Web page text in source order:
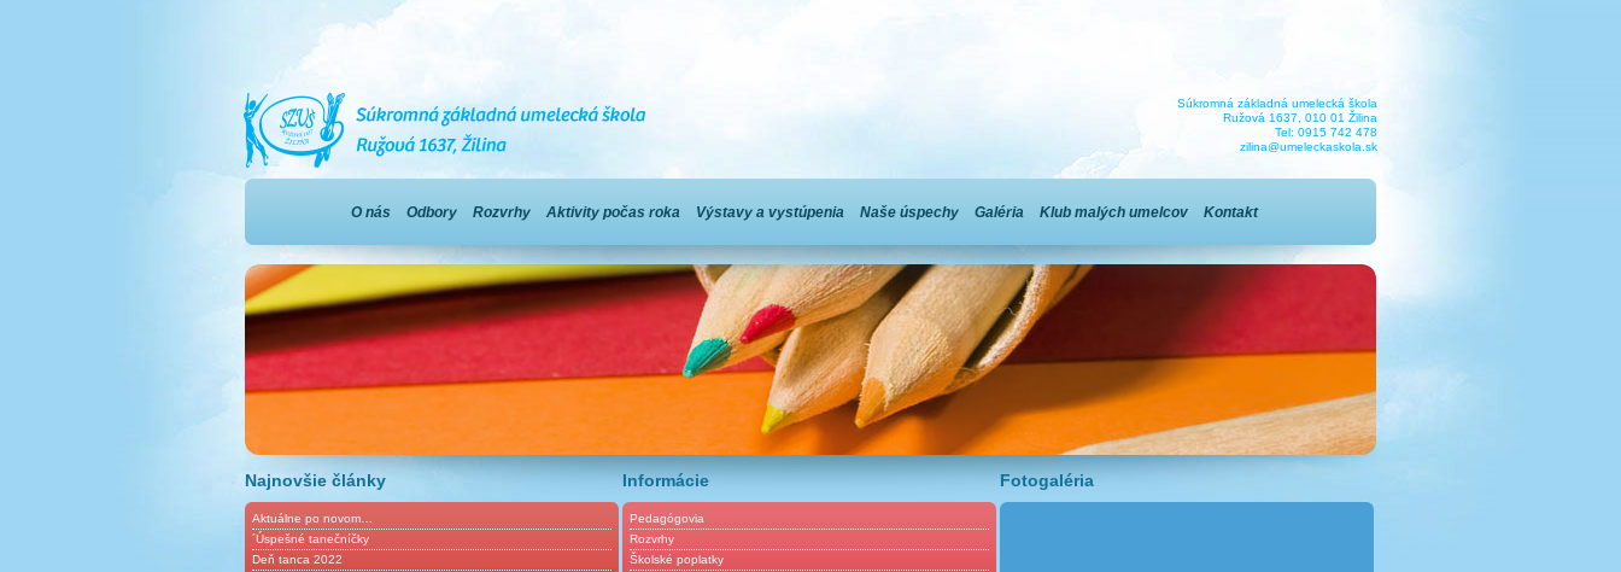
Súkromná základná umelecká škola
Ružová 1637, 010 01 Žilina
Tel: 0915 742 478
zilina@umeleckaskola.sk
O nás Odbory Rozvrhy Aktivity počas roka Výstavy a vystúpenia Naše úspechy Galéria Klub malých umelcov Kontakt
Najnovšie články
Aktuálne po novom…
´Úspešné tanečníčky
Deň tanca 2022
Informácie
Pedagógovia
Rozvrhy
Školské poplatky
Fotogaléria